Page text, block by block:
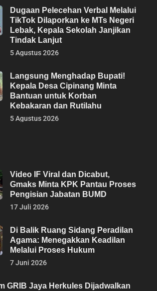
Dugaan Pelecehan Verbal Melalui
TikTok Dilaporkan ke MTs Negeri
Lebak, Kepala Sekolah Janjikan
Tindak Lanjut
5 Agustus 2026
Langsung Menghadap Bupati!
Kepala Desa Cipinang Minta
Bantuan untuk Korban
Kebakaran dan Rutilahu
5 Agustus 2026
Video IF Viral dan Dicabut,
Gmaks Minta KPK Pantau Proses
Pengisian Jabatan BUMD
17 Juli 2026
Di Balik Ruang Sidang Peradilan
Agama: Menegakkan Keadilan
Melalui Proses Hukum
7 Juni 2026
GRIB Jaya Herkules Dijadwalkan